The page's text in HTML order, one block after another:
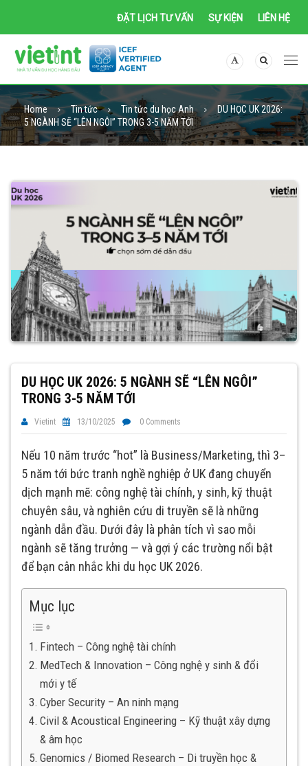
ĐẶT LỊCH TƯ VẤN SỰ KIỆN LIÊN HỆ
Home Tin tức Tin tức du học Anh
DU HỌC UK 2026:
5 NGÀNH SẼ “LÊN NGÔI” TRONG 3-5 NĂM TỚI
DU HỌC UK 2026: 5 NGÀNH SẼ “LÊN NGÔI”
TRONG 3-5 NĂM TỚI
Vietint 13/10/2025 0 Comments
Nếu 10 năm trước “hot” là Business/Marketing, thì 3–
5 năm tới bức tranh nghề nghiệp ở UK đang chuyển
dịch mạnh mẽ: công nghệ tài chính, y sinh, kỹ thuật
chuyên sâu, và nghiên cứu di truyền sẽ là những
ngành dẫn đầu. Dưới đây là phân tích vì sao mỗi
ngành sẽ tăng trưởng — và gợi ý các trường nổi bật
để bạn cân nhắc khi du học UK 2026.
Mục lục
Fintech – Công nghệ tài chính
MedTech & Innovation – Công nghệ y sinh & đổi
mới y tế
Cyber Security – An ninh mạng
Civil & Acoustical Engineering – Kỹ thuật xây dựng
& âm học
Genomics / Biomed Research – Di truyền học &